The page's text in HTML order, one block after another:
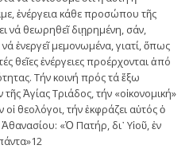
ἐνέργεια κάθε προσώπου τῆς
νά θεωρηθεῖ διῃρημένη, σάν,
ἐνεργεῖ μεμονωμένα, γιατί, ὅπως
θεῖες ἐνέργειες προέρχονται ἀπό
Τήν κοινή πρός τά ἔξω
Ἁγίας Τριάδος, τήν «οἰκονομική»
θεολόγοι, τήν ἐκφράζει αὐτός ὁ
«Ὁ Πατήρ, δι᾽ Υἱοῦ, ἐν